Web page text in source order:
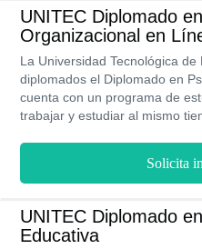
UNITEC Diplomado
Organizacional en
La Universidad Tecnológica
diplomados el Diplomado en
cuenta con un programa de
trabajar y estudiar al mismo
Estudios y acreditación de la
Solicita
UNITEC Diplomado
Educativa